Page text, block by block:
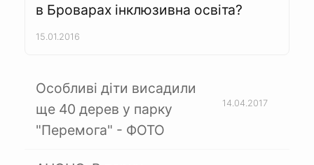
в Броварах інклюзивна освіта?
15.01.2016
Особливі діти висадили
ще 40 дерев у парку
"Перемога" - ФОТО
14.04.2017